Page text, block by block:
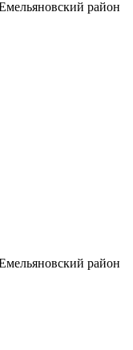
район
район